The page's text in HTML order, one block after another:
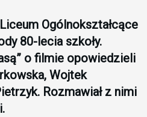
Ogólnokształcące
80-lecia szkoły.
o filmie opowiedzieli
Wojtek
Rozmawiał z nimi